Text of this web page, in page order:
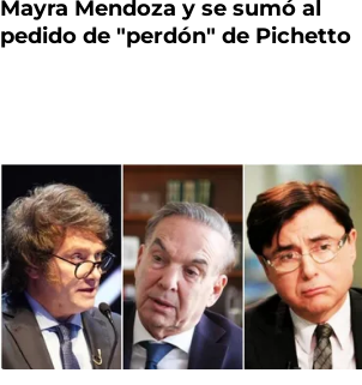
Mayra Mendoza y se sumó al
pedido de "perdón" de Pichetto